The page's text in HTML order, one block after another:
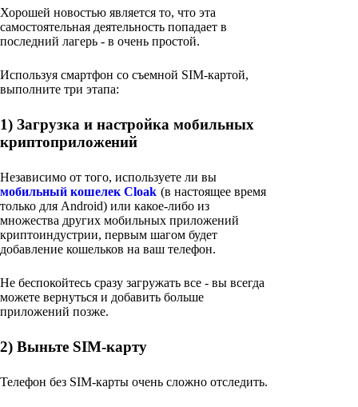
Хорошей новостью является то, что эта
самостоятельная деятельность попадает в
последний лагерь - в очень простой.
Используя смартфон со съемной SIM-картой,
выполните три этапа:
1) Загрузка и настройка мобильных
криптоприложений
Независимо от того, используете ли вы
мобильный кошелек Cloak (в настоящее время
только для Android) или какое-либо из
множества других мобильных приложений
криптоиндустрии, первым шагом будет
добавление кошельков на ваш телефон.
Не беспокойтесь сразу загружать все - вы всегда
можете вернуться и добавить больше
приложений позже.
2) Выньте SIM-карту
Телефон без SIM-карты очень сложно отследить.